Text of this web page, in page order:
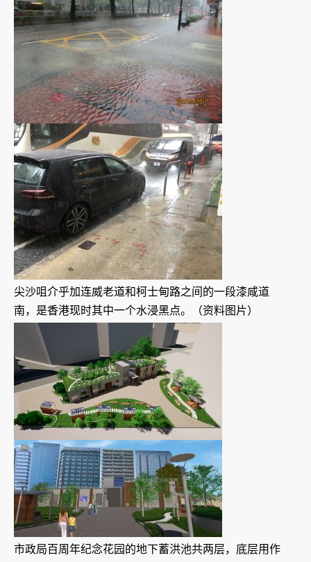
尖沙咀介乎加连威老道和柯士甸路之间的一段漆咸道
南，是香港现时其中一个水浸黑点。（资料图片）
市政局百周年纪念花园的地下蓄洪池共两层，底层用作